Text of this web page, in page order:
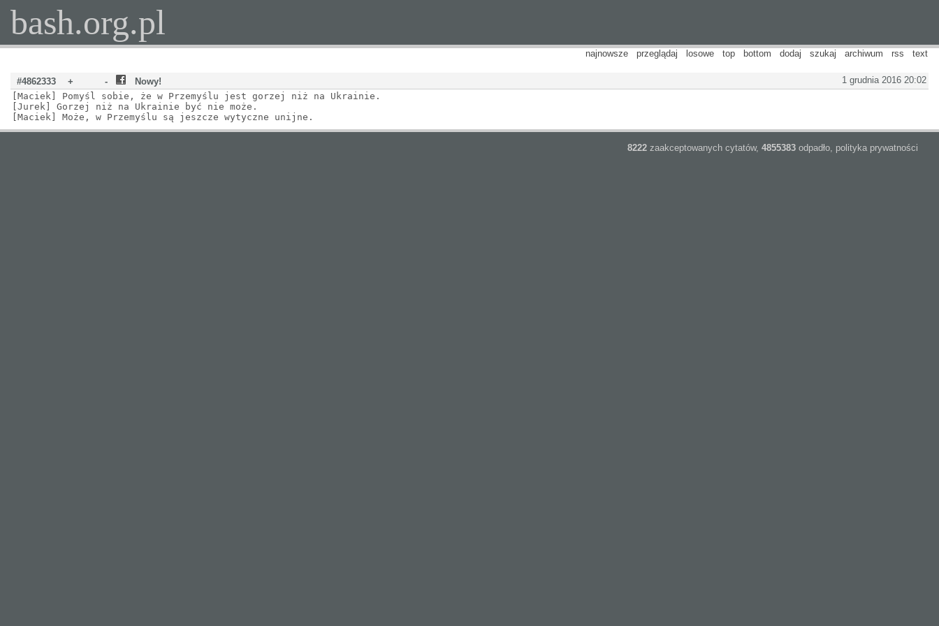
bash.org.pl
najnowsze przeglądaj losowe top bottom dodaj szukaj archiwum rss text
1 grudnia 2016 20:02
#4862333 + -
Nowy!
[Maciek] Pomyśl sobie, że w Przemyślu jest gorzej niż na Ukrainie.
[Jurek] Gorzej niż na Ukrainie być nie może.
[Maciek] Może, w Przemyślu są jeszcze wytyczne unijne.
8222 zaakceptowanych cytatów, 4855383 odpadło, polityka prywatności